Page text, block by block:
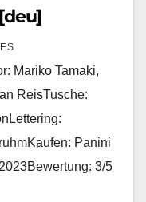
Mariko Tamaki,
ReisTusche:
Panini
3/5